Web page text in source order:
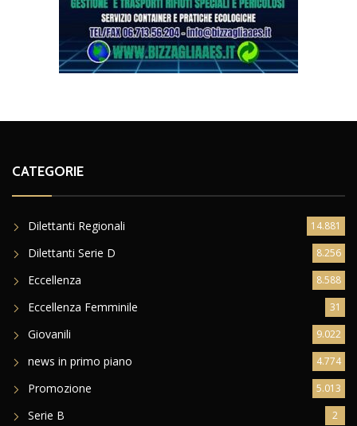
CATEGORIE
Dilettanti Regionali 14.881
Dilettanti Serie D 8.256
Eccellenza 8.588
Eccellenza Femminile 31
Giovanili 9.022
news in primo piano 4.774
Promozione 5.013
Serie B 2